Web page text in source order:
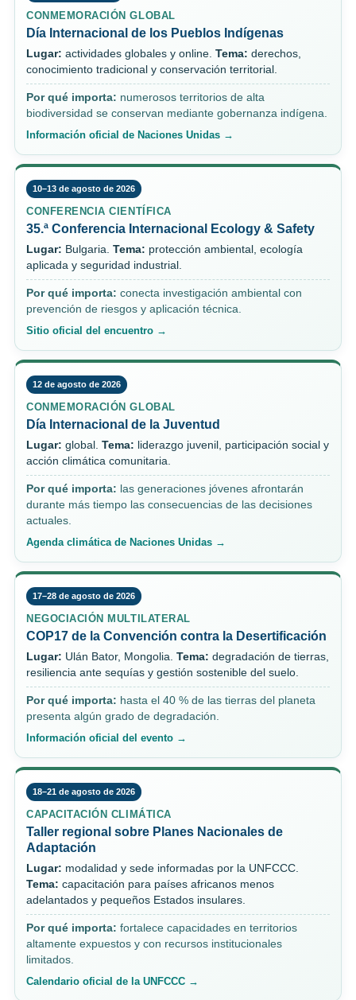
CONMEMORACIÓN GLOBAL
Día Internacional de los Pueblos Indígenas
Lugar: actividades globales y online. Tema: derechos,
conocimiento tradicional y conservación territorial.
Por qué importa: numerosos territorios de alta
biodiversidad se conservan mediante gobernanza indígena.
Información oficial de Naciones Unidas →
10–13 de agosto de 2026
CONFERENCIA CIENTÍFICA
35.ª Conferencia Internacional Ecology & Safety
Lugar: Bulgaria. Tema: protección ambiental, ecología
aplicada y seguridad industrial.
Por qué importa: conecta investigación ambiental con
prevención de riesgos y aplicación técnica.
Sitio oficial del encuentro →
12 de agosto de 2026
CONMEMORACIÓN GLOBAL
Día Internacional de la Juventud
Lugar: global. Tema: liderazgo juvenil, participación social y
acción climática comunitaria.
Por qué importa: las generaciones jóvenes afrontarán
durante más tiempo las consecuencias de las decisiones
actuales.
Agenda climática de Naciones Unidas →
17–28 de agosto de 2026
NEGOCIACIÓN MULTILATERAL
COP17 de la Convención contra la Desertificación
Lugar: Ulán Bator, Mongolia. Tema: degradación de tierras,
resiliencia ante sequías y gestión sostenible del suelo.
Por qué importa: hasta el 40 % de las tierras del planeta
presenta algún grado de degradación.
Información oficial del evento →
18–21 de agosto de 2026
CAPACITACIÓN CLIMÁTICA
Taller regional sobre Planes Nacionales de
Adaptación
Lugar: modalidad y sede informadas por la UNFCCC.
Tema: capacitación para países africanos menos
adelantados y pequeños Estados insulares.
Por qué importa: fortalece capacidades en territorios
altamente expuestos y con recursos institucionales
limitados.
Calendario oficial de la UNFCCC →